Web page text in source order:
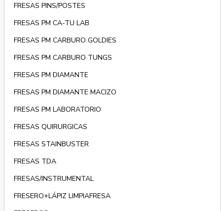
FRESAS PINS/POSTES
FRESAS PM CA-TU LAB
FRESAS PM CARBURO GOLDIES
FRESAS PM CARBURO TUNGS
FRESAS PM DIAMANTE
FRESAS PM DIAMANTE MACIZO
FRESAS PM LABORATORIO
FRESAS QUIRURGICAS
FRESAS STAINBUSTER
FRESAS TDA
FRESAS/INSTRUMENTAL
FRESERO+LÁPIZ LIMPIAFRESA